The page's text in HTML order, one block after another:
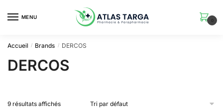
MENU
0
Accueil / Brands / DERCOS
DERCOS
9 résultats affichés